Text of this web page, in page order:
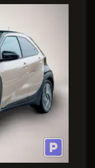
ACC